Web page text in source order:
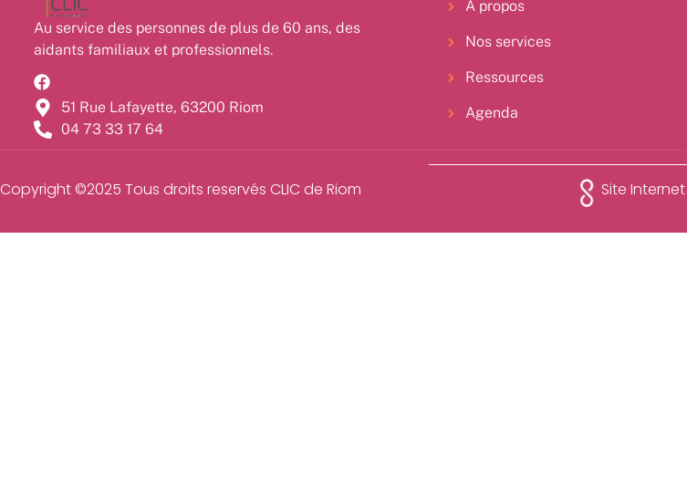
Au service des personnes de plus de 60 ans, des
aidants familiaux et professionnels.
51 Rue Lafayette, 63200 Riom
04 73 33 17 64
À propos
Nos services
Ressources
Agenda
Copyright ©2025 Tous droits reservés CLIC de Riom Site